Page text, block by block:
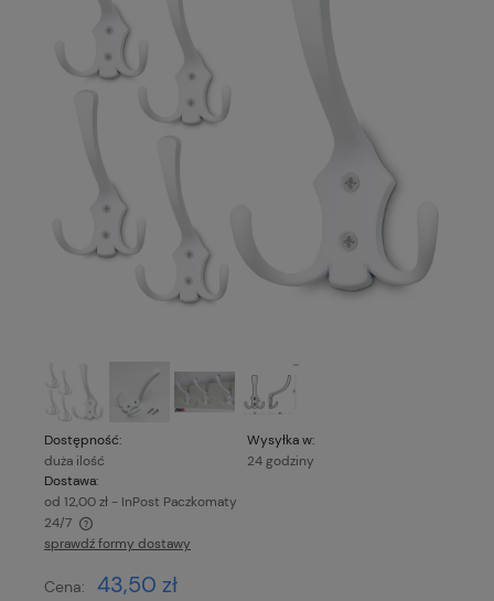
Dostępność:
duża ilość
Wysyłka w:
24 godziny
Dostawa:
od 12,00 zł - InPost Paczkomaty
24/7
Cena nie zawiera ewentualnych kosztów płatności
sprawdź formy dostawy
Cena: 43,50 zł